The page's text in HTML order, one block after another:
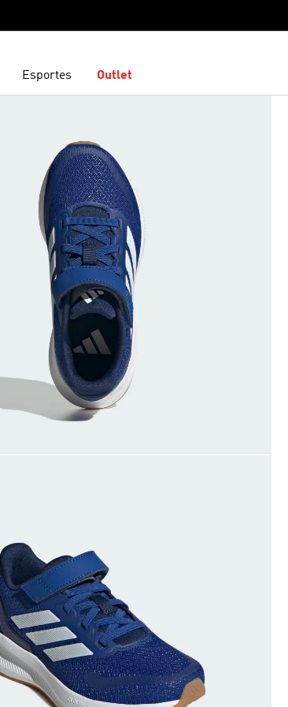
Esportes Outlet